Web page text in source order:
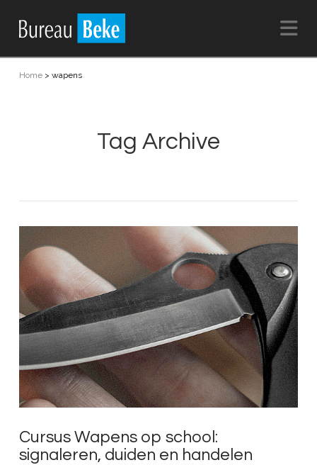
Home> wapens
Tag Archive
Cursus Wapens op school:
signaleren, duiden en handelen